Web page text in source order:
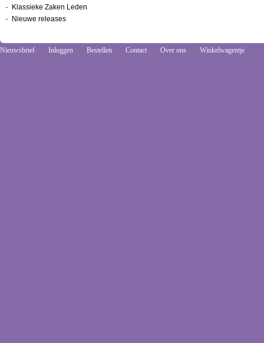
Klassieke Zaken Leden
Nieuwe releases
Nieuwsbrief Inloggen Bestellen Contact Over ons Winkelwagentje